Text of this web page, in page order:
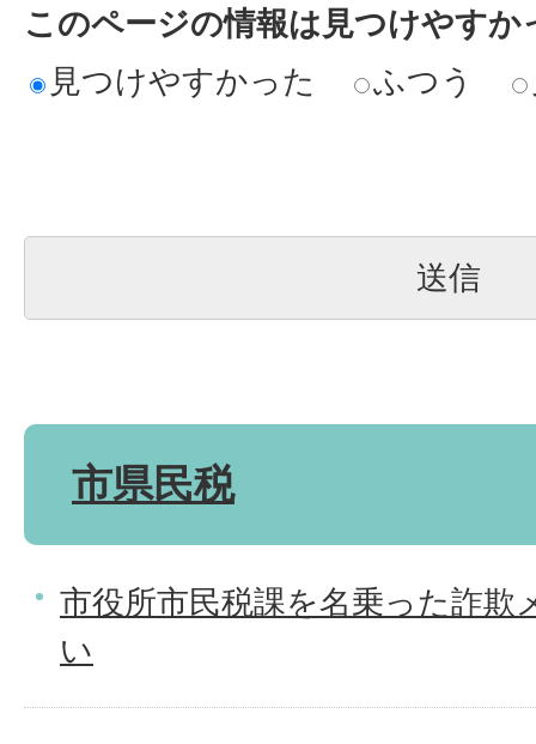
このページの情報は見つけやすか
見つけやすかった
ふつう
市県民税
市役所市民税課を名乗った詐欺
い